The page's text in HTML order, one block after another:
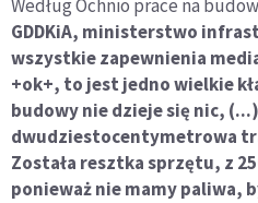
Według Ochnio prace na
GDDKiA, ministerstwo
wszystkie zapewnienia
+ok+, to jest jedno wielkie
budowy nie dzieje się nic,
dwudziestocentymetrowa
Została resztka sprzętu, z
ponieważ nie mamy paliwa,